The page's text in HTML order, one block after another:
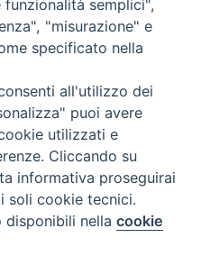
semplici",
"misurazione" e
specificato nella
all'utilizzo dei
puoi avere
utilizzati e
Cliccando su
informativa proseguirai
soli cookie tecnici.
disponibili nellacookie